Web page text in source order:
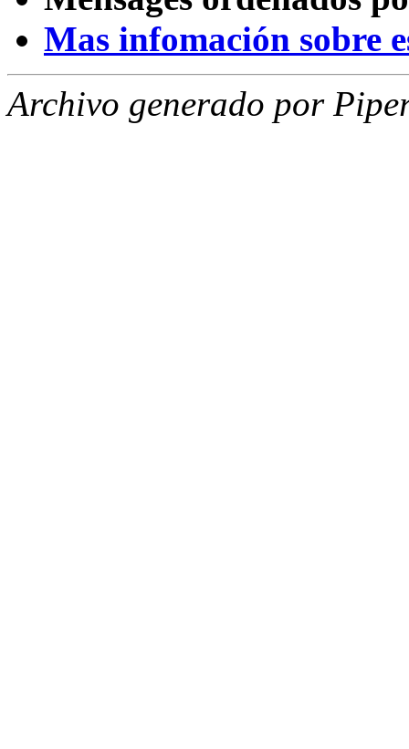
Mas infomación sobre
Archivo generado por